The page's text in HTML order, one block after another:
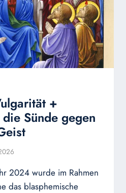
+
Sünde gegen
2024 wurde im Rahmen
das blasphemische